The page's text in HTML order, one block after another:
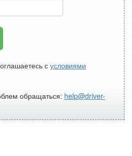
с условиями
обращаться: help@driver-